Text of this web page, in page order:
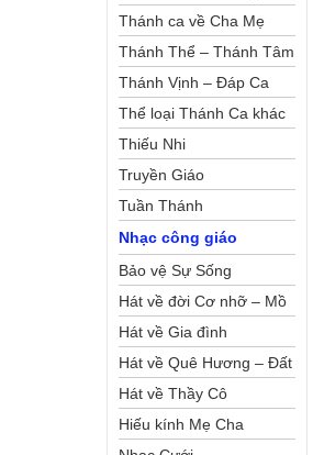
Thánh ca về Cha Mẹ
Thánh Thể – Thánh Tâm
Thánh Vịnh – Đáp Ca
Thể loại Thánh Ca khác
Thiếu Nhi
Truyền Giáo
Tuần Thánh
Nhạc công giáo
Bảo vệ Sự Sống
Hát về đời Cơ nhỡ – Mồ
côi
Hát về Gia đình
Hát về Quê Hương – Đất
Nước
Hát về Thầy Cô
Hiếu kính Mẹ Cha